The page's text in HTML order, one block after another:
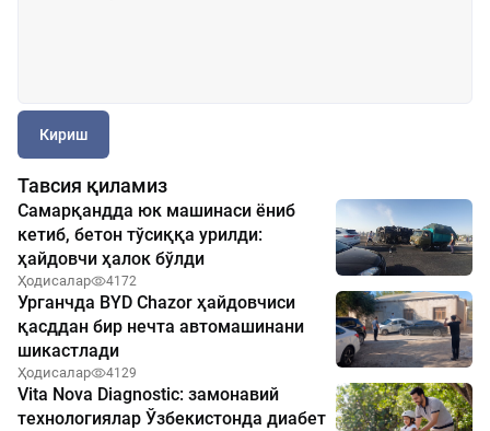
Кириш
Тавсия қиламиз
Самарқандда юк машинаси ёниб
кетиб, бетон тўсиққа урилди:
ҳайдовчи ҳалок бўлди
Ҳодисалар 4172
Урганчда BYD Chazor ҳайдовчиси
қасддан бир нечта автомашинани
шикастлади
Ҳодисалар 4129
Vita Nova Diagnostic: замонавий
технологиялар Ўзбекистонда диабет